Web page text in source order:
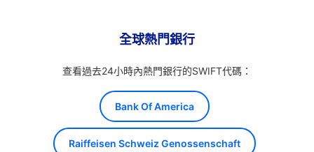
全球熱門銀行
查看過去24小時內熱門銀行的SWIFT代碼：
Bank Of America
Raiffeisen Schweiz Genossenschaft